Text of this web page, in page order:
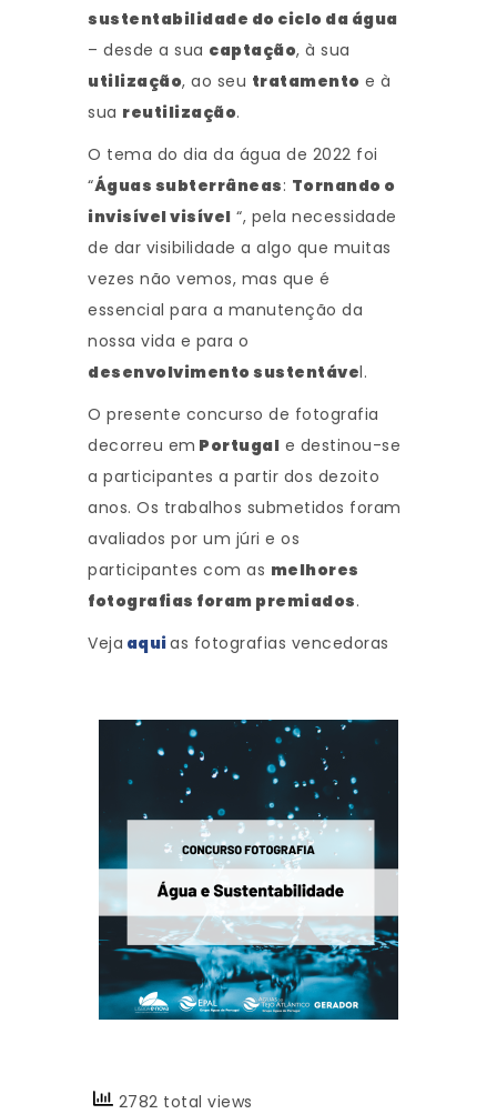
sustentabilidade do ciclo da água
– desde a sua captação, à sua
utilização, ao seu tratamento e à
sua reutilização.
O tema do dia da água de 2022 foi
“Águas subterrâneas: Tornando o
invisível visível “, pela necessidade
de dar visibilidade a algo que muitas
vezes não vemos, mas que é
essencial para a manutenção da
nossa vida e para o
desenvolvimento sustentável.
O presente concurso de fotografia
decorreu em Portugal e destinou-se
a participantes a partir dos dezoito
anos. Os trabalhos submetidos foram
avaliados por um júri e os
participantes com as melhores
fotografias foram premiados.
Veja aquias fotografias vencedoras
2782 total views